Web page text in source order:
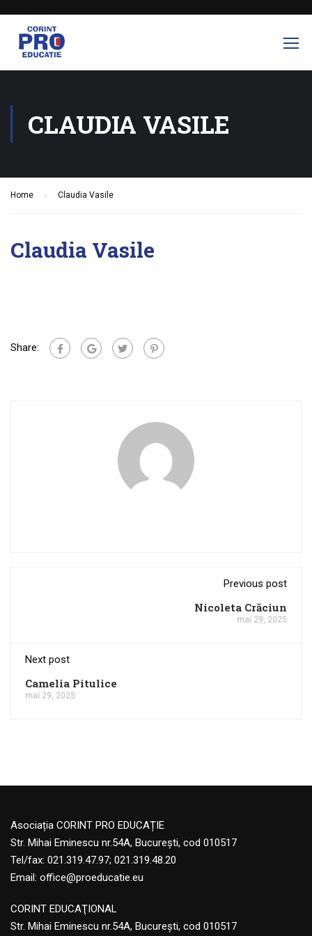
CLAUDIA VASILE
Home Claudia Vasile
Claudia Vasile
Share:
Previous post
Nicoleta Crăciun
mai 29, 2025
Next post
Camelia Pitulice
mai 29, 2025
Asociația CORINT PRO EDUCAȚIE
Str. Mihai Eminescu nr.54A, București, cod 010517
Tel/fax: 021.319.47.97; 021.319.48.20
Email: office@proeducatie.eu
CORINT EDUCAŢIONAL
Str. Mihai Eminescu nr.54A, Bucureşti, cod 010517